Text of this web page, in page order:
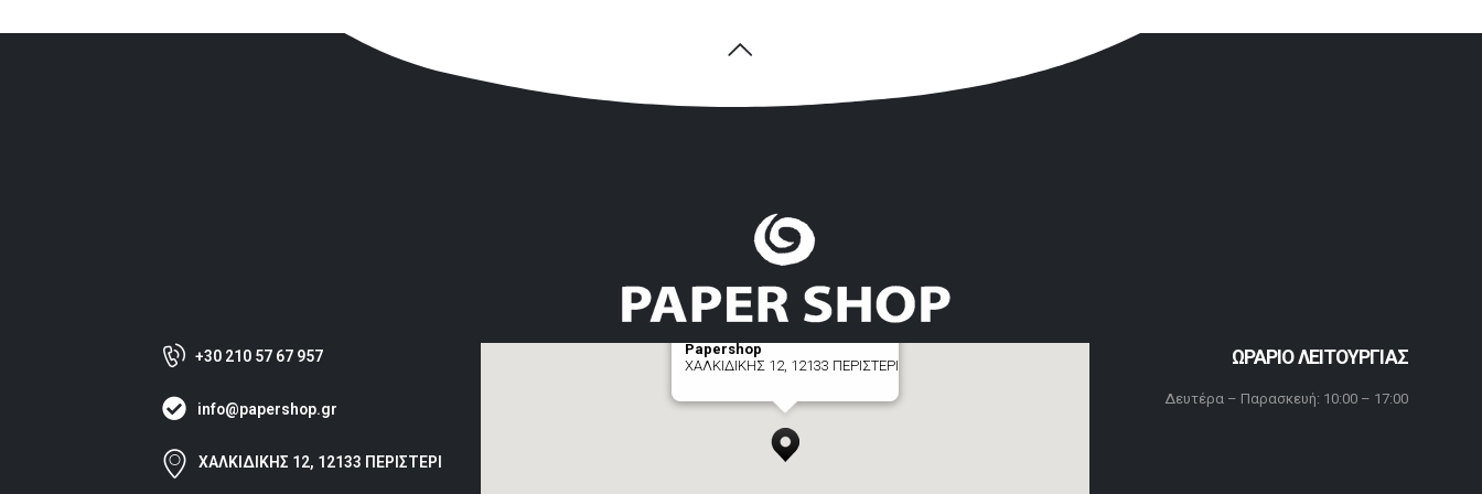
+30 210 57 67 957
info@papershop.gr
ΧΑΛΚΙΔΙΚΗΣ 12, 12133 ΠΕΡΙΣΤΕΡΙ
Papershop
ΧΑΛΚΙΔΙΚΗΣ 12, 12133 ΠΕΡΙΣΤΕΡΙ
ΩΡΑΡΙΟ ΛΕΙΤΟΥΡΓΙΑΣ
Δευτέρα – Παρασκευή: 10:00 – 17:00